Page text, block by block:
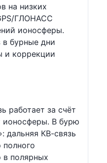
на низких
ГЛОНАСС
ионосферы.
в бурные дни
и коррекции
работает за счёт
ионосферы. В бурю
дальняя КВ-связь
полного
в полярных